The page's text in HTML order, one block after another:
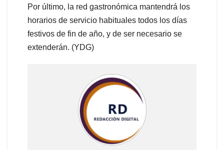
Por último, la red gastronómica mantendrá los
horarios de servicio habituales todos los días
festivos de fin de año, y de ser necesario se
extenderán. (YDG)